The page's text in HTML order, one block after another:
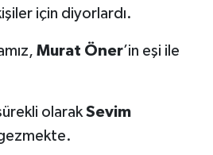
için diyorlardı.
Murat Öner’in eşi ile
olarak Sevim